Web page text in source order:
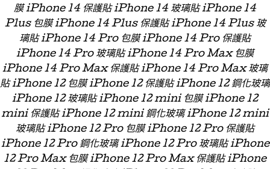
膜 iPhone 14 保護貼 iPhone 14 玻璃貼 iPhone 14
Plus 包膜 iPhone 14 Plus 保護貼 iPhone 14 Plus 玻
璃貼 iPhone 14 Pro 包膜 iPhone 14 Pro 保護貼
iPhone 14 Pro 玻璃貼 iPhone 14 Pro Max 包膜
iPhone 14 Pro Max 保護貼 iPhone 14 Pro Max 玻璃
貼 iPhone 12 包膜 iPhone 12 保護貼 iPhone 12 鋼化玻璃
iPhone 12 玻璃貼 iPhone 12 mini 包膜 iPhone 12
mini 保護貼 iPhone 12 mini 鋼化玻璃 iPhone 12 mini
玻璃貼 iPhone 12 Pro 包膜 iPhone 12 Pro 保護貼
iPhone 12 Pro 鋼化玻璃 iPhone 12 Pro 玻璃貼 iPhone
12 Pro Max 包膜 iPhone 12 Pro Max 保護貼 iPhone